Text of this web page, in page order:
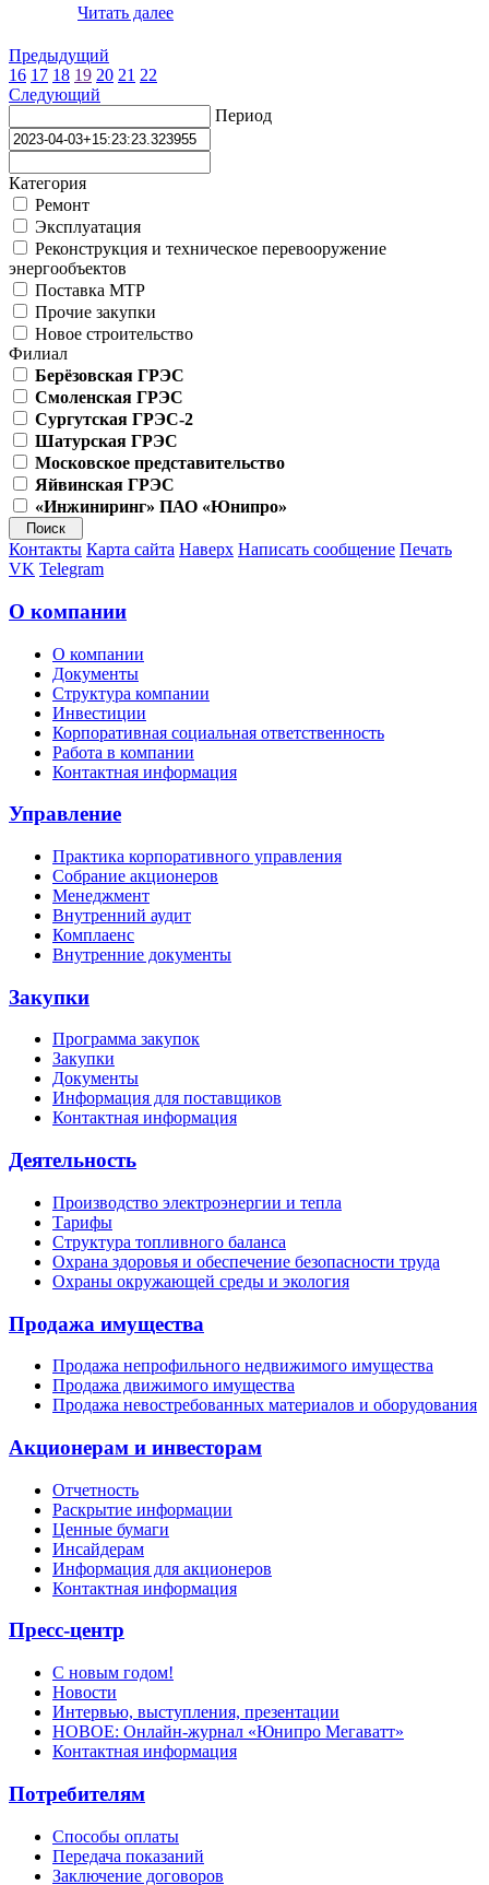
Читать далее
Предыдущий
16 17 18 19 20 21 22
Следующий
Период
Категория
Ремонт
Эксплуатация
Реконструкция и техническое перевооружение
энергообъектов
Поставка МТР
Прочие закупки
Новое строительство
Филиал
Берёзовская ГРЭС
Смоленская ГРЭС
Сургутская ГРЭС-2
Шатурская ГРЭС
Московское представительство
Яйвинская ГРЭС
«Инжиниринг» ПАО «Юнипро»
Контакты Карта сайта Наверх Написать сообщение Печать
VK Telegram
О компании
О компании
Документы
Структура компании
Инвестиции
Корпоративная социальная ответственность
Работа в компании
Контактная информация
Управление
Практика корпоративного управления
Собрание акционеров
Менеджмент
Внутренний аудит
Комплаенс
Внутренние документы
Закупки
Программа закупок
Закупки
Документы
Информация для поставщиков
Контактная информация
Деятельность
Производство электроэнергии и тепла
Тарифы
Структура топливного баланса
Охрана здоровья и обеспечение безопасности труда
Охраны окружающей среды и экология
Продажа имущества
Продажа непрофильного недвижимого имущества
Продажа движимого имущества
Продажа невостребованных материалов и оборудования
Акционерам и инвесторам
Отчетность
Раскрытие информации
Ценные бумаги
Инсайдерам
Информация для акционеров
Контактная информация
Пресс-центр
С новым годом!
Новости
Интервью, выступления, презентации
НОВОЕ: Онлайн-журнал «Юнипро Мегаватт»
Контактная информация
Потребителям
Способы оплаты
Передача показаний
Заключение договоров